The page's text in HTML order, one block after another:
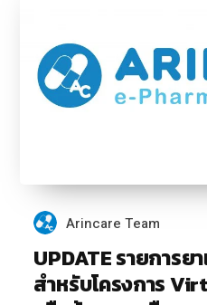
Arincare Team
UPDATE รายการย
สำหรับโครงการ